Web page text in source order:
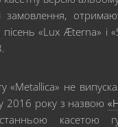
замовлення,
«Lux Æterna» і
«Metallica» не
2016 року з назвою
касетою